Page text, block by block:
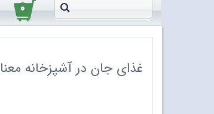
۰
غذای جان در آشپزخانه معنا